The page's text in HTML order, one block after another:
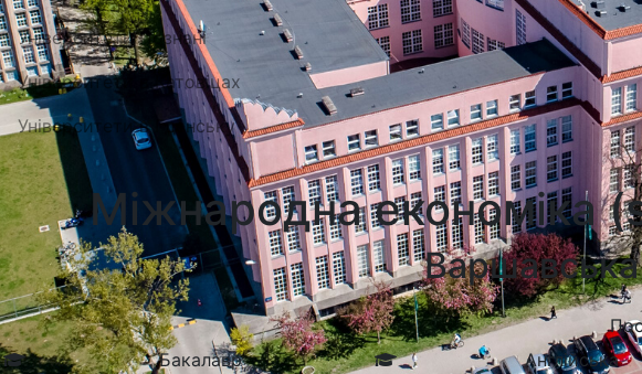
Університети Познані
Університети в Катовіцах
Університети в Гданську
Міжнародна економіка
Бакалавр
Англійська